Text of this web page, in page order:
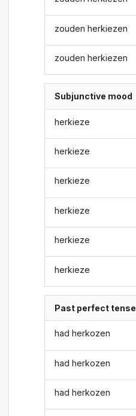
zouden herkiezen
zouden herkiezen
Subjunctive mood
herkieze
herkieze
herkieze
herkieze
herkieze
herkieze
Past perfect tense
had herkozen
had herkozen
had herkozen